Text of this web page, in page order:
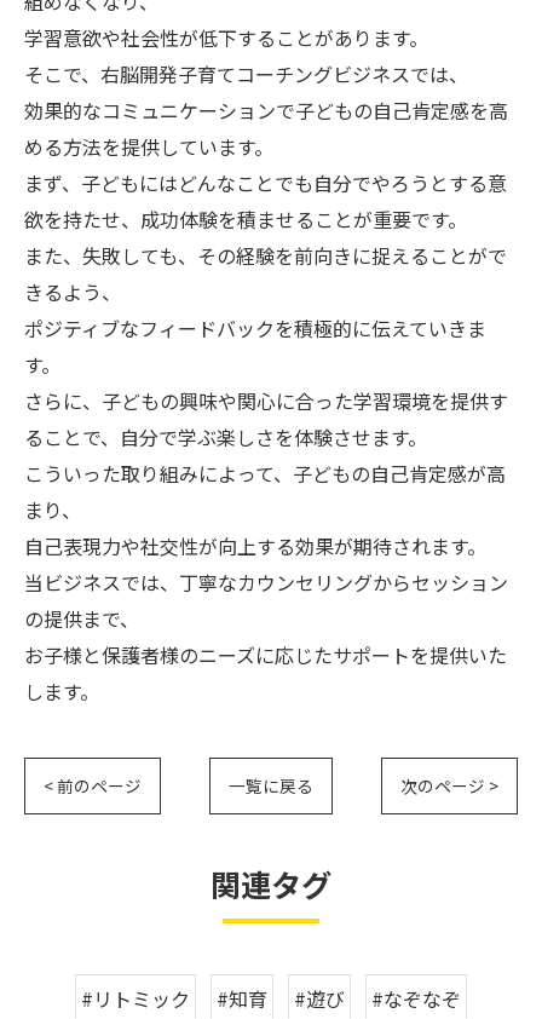
学習意欲や社会性が低下することがあります。
そこで、右脳開発子育てコーチングビジネスでは、
効果的なコミュニケーションで子どもの自己肯定感を高
める方法を提供しています。
まず、子どもにはどんなことでも自分でやろうとする意
欲を持たせ、成功体験を積ませることが重要です。
また、失敗しても、その経験を前向きに捉えることがで
きるよう、
ポジティブなフィードバックを積極的に伝えていきま
す。
さらに、子どもの興味や関心に合った学習環境を提供す
ることで、自分で学ぶ楽しさを体験させます。
こういった取り組みによって、子どもの自己肯定感が高
まり、
自己表現力や社交性が向上する効果が期待されます。
当ビジネスでは、丁寧なカウンセリングからセッション
の提供まで、
お子様と保護者様のニーズに応じたサポートを提供いた
します。
< 前のページ 一覧に戻る 次のページ >
関連タグ
#リトミック #知育 #遊び
#なぞなぞ